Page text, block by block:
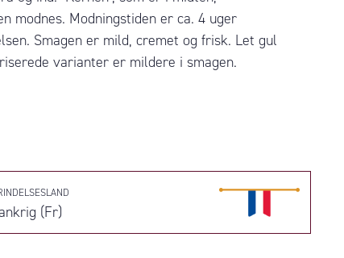
modnes. Modningstiden er ca. 4 uger
Smagen er mild, cremet og frisk. Let gul
varianter er mildere i smagen.
(Fr)